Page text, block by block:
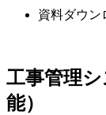
資料ダウン
工事管理
能）